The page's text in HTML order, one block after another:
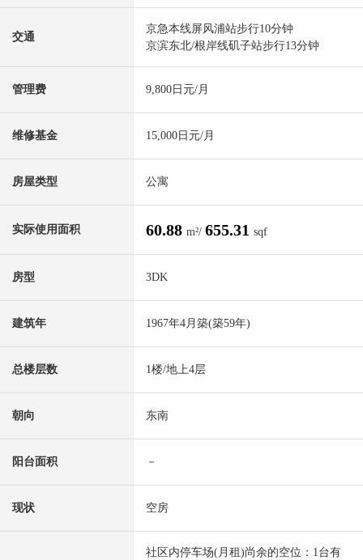
交通
京急本线屏风浦站步行10分钟
京滨东北/根岸线矶子站步行13分钟
管理费 9,800日元/月
维修基金 15,000日元/月
房屋类型 公寓
实际使用面积 60.88 m²/ 655.31 sqf
房型 3DK
建筑年 1967年4月築(築59年)
总楼层数 1楼/地上4层
朝向 东南
阳台面积 －
现状 空房
社区内停车场(月租)尚余的空位：1台有